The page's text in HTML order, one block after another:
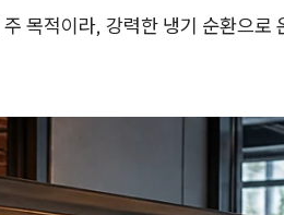
목적이라, 강력한 냉기 순환으로